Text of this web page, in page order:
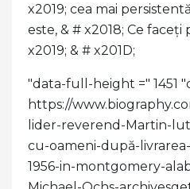
x2019; cea mai
este, & # x2018; Ce
x2019; & # x201D;
"data-full-height =" 1451
https://
lider-reverend-Martin-
cu-oameni-după-
1956-in-montgomery-